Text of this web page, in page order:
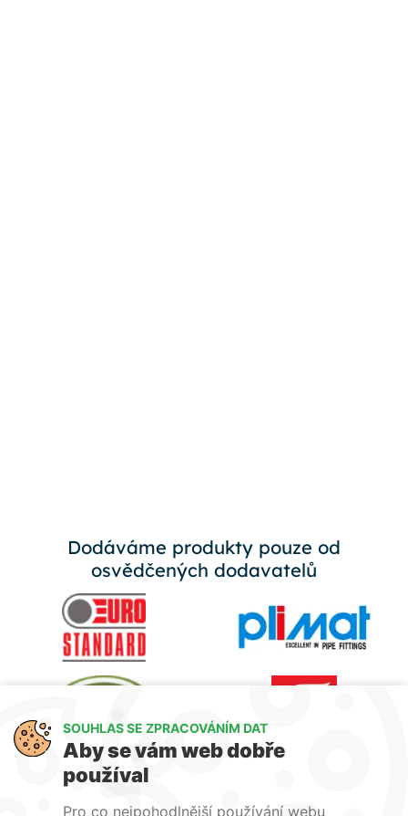
Dodáváme produkty pouze od
osvědčených dodavatelů
SOUHLAS SE ZPRACOVÁNÍM DAT
Aby se vám web dobře
používal
Pro co nejpohodlnější používání webu